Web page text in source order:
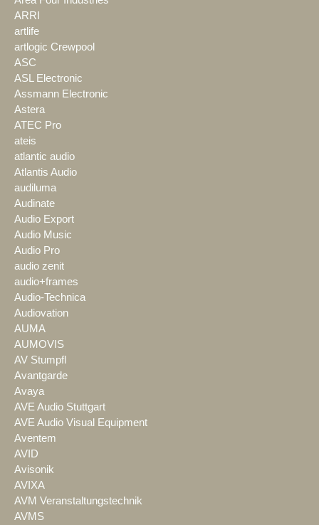
ARRI
artlife
artlogic Crewpool
ASC
ASL Electronic
Assmann Electronic
Astera
ATEC Pro
ateis
atlantic audio
Atlantis Audio
audiluma
Audinate
Audio Export
Audio Music
Audio Pro
audio zenit
audio+frames
Audio-Technica
Audiovation
AUMA
AUMOVIS
AV Stumpfl
Avantgarde
Avaya
AVE Audio Stuttgart
AVE Audio Visual Equipment
Aventem
AVID
Avisonik
AVIXA
AVM Veranstaltungstechnik
AVMS